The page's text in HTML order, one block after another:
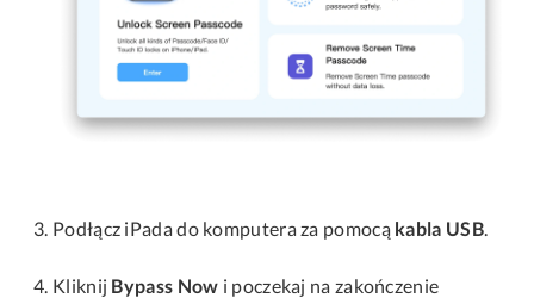
Podłącz iPada do komputera za pomocą kabla USB.
Kliknij Bypass Now i poczekaj na zakończenie